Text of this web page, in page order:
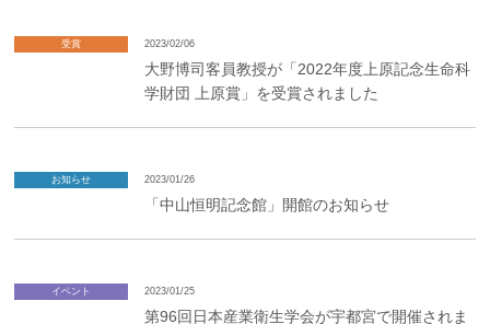
受賞 2023/02/06
大野博司客員教授が「2022年度上原記念生命科
学財団 上原賞」を受賞されました
お知らせ 2023/01/26
「中山恒明記念館」開館のお知らせ
イベント 2023/01/25
第96回日本産業衛生学会が宇都宮で開催されま